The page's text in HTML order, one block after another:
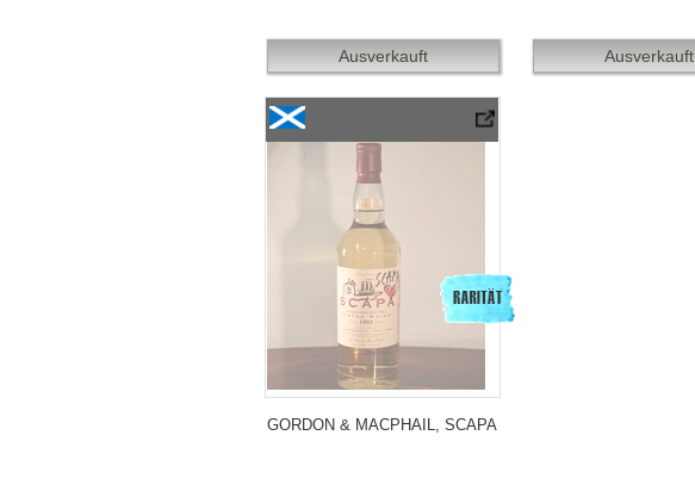
Ausverkauft Ausverkauft
Gordon & Macphail, Scapa «Licensed Bottling» 1993/2010
GORDON & MACPHAIL, SCAPA